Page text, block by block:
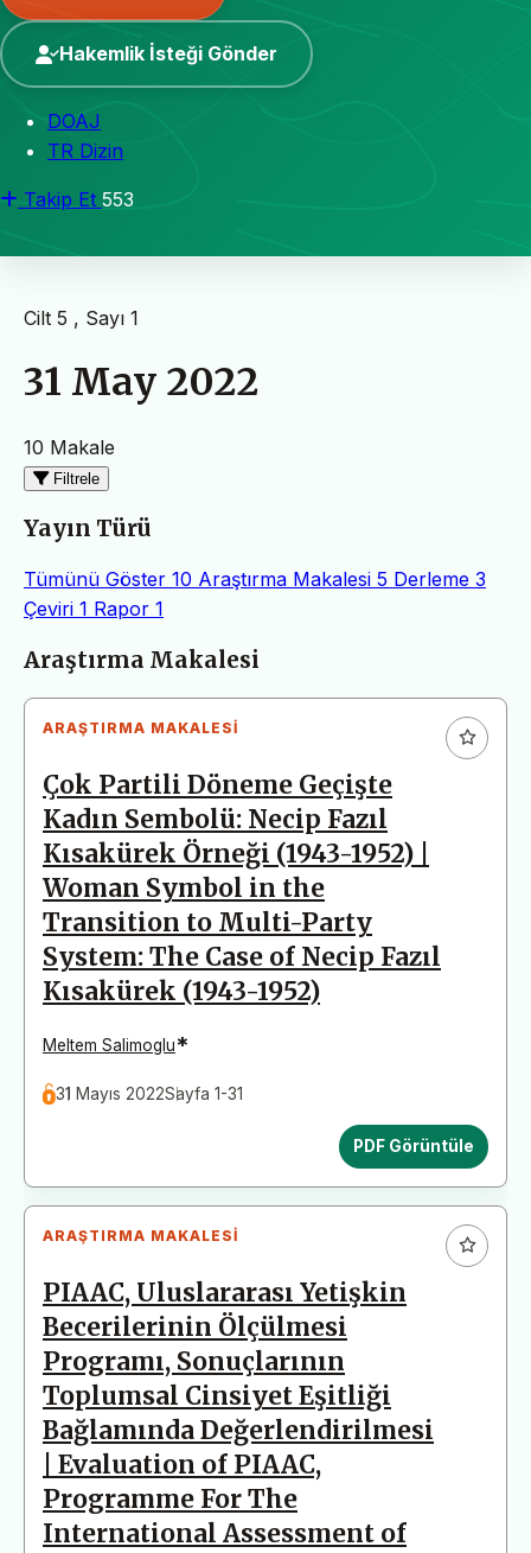
Hakemlik İsteği Gönder
DOAJ
TR Dizin
Takip Et 553
Cilt 5 , Sayı 1
31 May 2022
10 Makale
Filtrele
Yayın Türü
Tümünü Göster 10 Araştırma Makalesi 5 Derleme 3
Çeviri 1 Rapor 1
Makaleler
Araştırma Makalesi
ARAŞTIRMA MAKALESI
Çok Partili Döneme Geçişte
Kadın Sembolü: Necip Fazıl
Kısakürek Örneği (1943-1952) |
Woman Symbol in the
Transition to Multi-Party
System: The Case of Necip Fazıl
Kısakürek (1943-1952)
Meltem Salimoglu*
31 Mayıs 2022Sayfa 1-31
PDF Görüntüle
ARAŞTIRMA MAKALESI
PIAAC, Uluslararası Yetişkin
Becerilerinin Ölçülmesi
Programı, Sonuçlarının
Toplumsal Cinsiyet Eşitliği
Bağlamında Değerlendirilmesi
| Evaluation of PIAAC,
Programme For The
International Assessment of